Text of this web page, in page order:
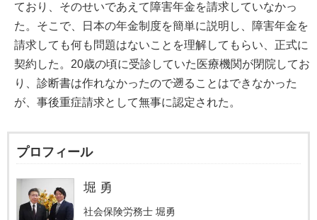
ており、そのせいであえて障害年金を請求していなかっ
た。そこで、日本の年金制度を簡単に説明し、障害年金を
請求しても何も問題はないことを理解してもらい、正式に
契約した。20歳の頃に受診していた医療機関が閉院してお
り、診断書は作れなかったので遡ることはできなかった
が、事後重症請求として無事に認定された。
プロフィール
堀 勇
社会保険労務士 堀勇